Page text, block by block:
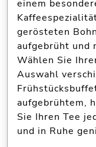
einem
gerösteten
aufgebrüht und
Wählen Sie
Auswahl
aufgebrühtem,
Sie Ihren Tee
und in Ruhe